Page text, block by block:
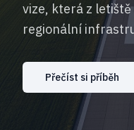
vize, která z
regionální
Přečíst si příběh